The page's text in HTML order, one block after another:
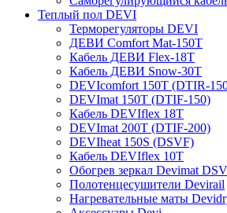
Теплый пол DEVI
Терморегуляторы DEVI
ДЕВИ Comfort Mat-150T
Кабель ДЕВИ Flex-18T
Кабель ДЕВИ Snow-30T
DEVIcomfort 150T (DTIR-
DEVImat 150T (DTIF-150)
Кабель DEVIflex 18T
DEVImat 200T (DTIF-200)
DEVIheat 150S (DSVF)
Кабель DEVIflex 10T
Обогрев зеркал Devimat
Полотенцесушители Devirail
Нагревательные маты